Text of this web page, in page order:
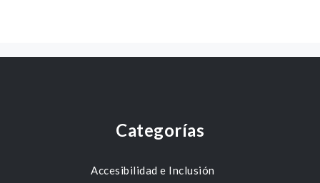
Categorías
Accesibilidad e Inclusión